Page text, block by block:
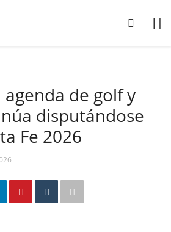
de golf y
disputándose
Fe 2026